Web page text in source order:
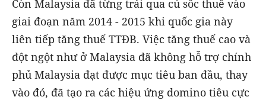
Còn Malaysia đã từng trải qua cú sốc thuế vào
giai đoạn năm 2014 - 2015 khi quốc gia này
liên tiếp tăng thuế TTĐB. Việc tăng thuế cao và
đột ngột như ở Malaysia đã không hỗ trợ chính
phủ Malaysia đạt được mục tiêu ban đầu, thay
vào đó, đã tạo ra các hiệu ứng domino tiêu cực